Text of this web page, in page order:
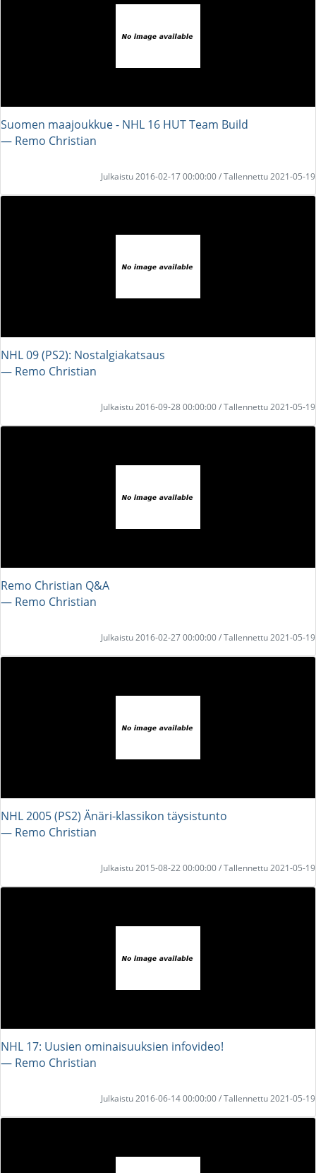
Suomen maajoukkue - NHL 16 HUT Team Build
― Remo Christian
Julkaistu 2016-02-17 00:00:00 / Tallennettu 2021-05-19
NHL 09 (PS2): Nostalgiakatsaus
― Remo Christian
Julkaistu 2016-09-28 00:00:00 / Tallennettu 2021-05-19
Remo Christian Q&A
― Remo Christian
Julkaistu 2016-02-27 00:00:00 / Tallennettu 2021-05-19
NHL 2005 (PS2) Änäri-klassikon täysistunto
― Remo Christian
Julkaistu 2015-08-22 00:00:00 / Tallennettu 2021-05-19
NHL 17: Uusien ominaisuuksien infovideo!
― Remo Christian
Julkaistu 2016-06-14 00:00:00 / Tallennettu 2021-05-19